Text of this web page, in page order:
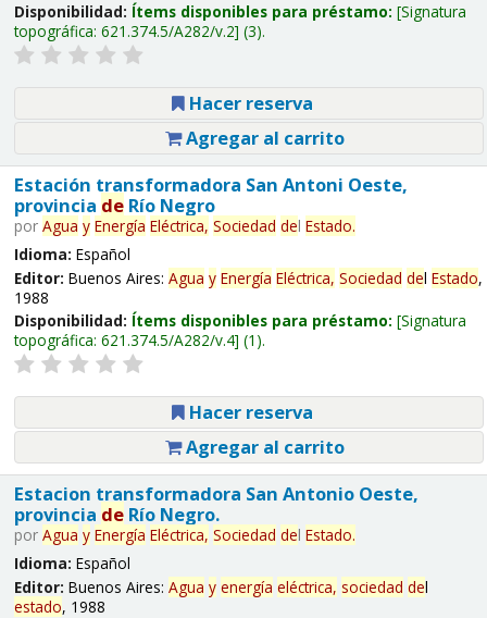
Disponibilidad: Ítems disponibles para préstamo: Signatura
topográfica: 621.374.5/A282/v.2 (3).
Hacer reserva
Agregar al carrito
Estación transformadora San Antoni Oeste,
provincia deRío Negro
por Agua y Energía Eléctrica, Sociedad del Estado.
Idioma: Español
Editor: Buenos Aires: Agua y Energía Eléctrica, Sociedad del Estado,
1988
Disponibilidad: Ítems disponibles para préstamo: Signatura
topográfica: 621.374.5/A282/v.4 (1).
Hacer reserva
Agregar al carrito
Estacion transformadora San Antonio Oeste,
provincia deRío Negro.
por Agua y Energía Eléctrica, Sociedad del Estado.
Idioma: Español
Editor: Buenos Aires: Agua y energía eléctrica, sociedad del
estado, 1988